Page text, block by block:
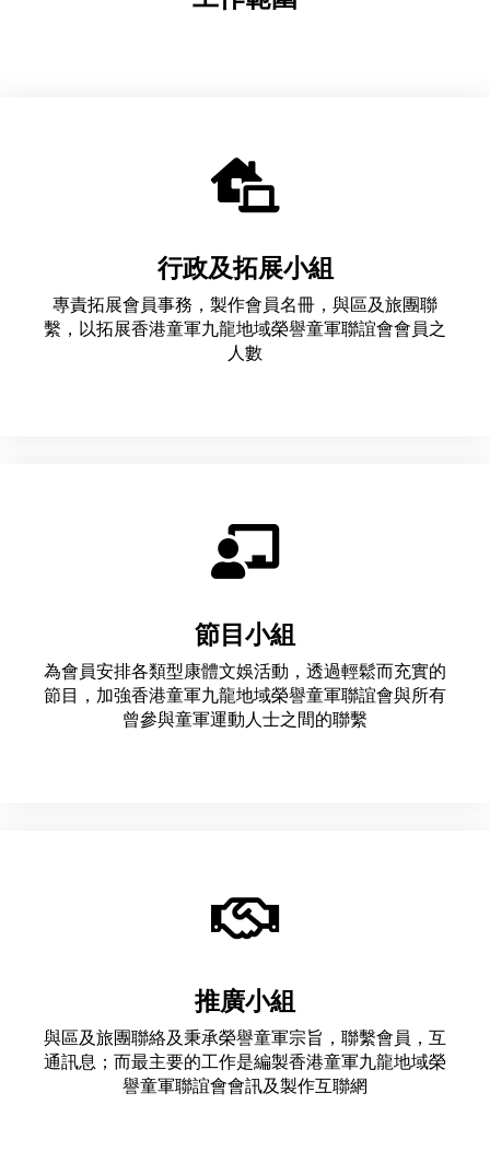
行政及拓展小組
專責拓展會員事務，製作會員名冊，與區及旅團聯
繫，以拓展香港童軍九龍地域榮譽童軍聯誼會會員之
人數
節目小組
為會員安排各類型康體文娛活動，透過輕鬆而充實的
節目，加強香港童軍九龍地域榮譽童軍聯誼會與所有
曾參與童軍運動人士之間的聯繫
推廣小組
與區及旅團聯絡及秉承榮譽童軍宗旨，聯繫會員，互
通訊息；而最主要的工作是編製香港童軍九龍地域榮
譽童軍聯誼會會訊及製作互聯網